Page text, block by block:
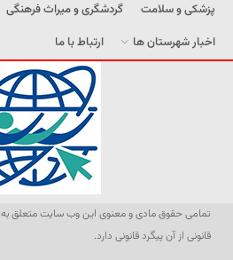
پزشکی و سلامت
گردشگری و میراث فرهنگی
اخبار شهرستان ها
ارتباط با ما
تمامی حقوق مادی و معنوی این وب سایت متعلق به
قانونی از آن پیگرد قانونی دارد.